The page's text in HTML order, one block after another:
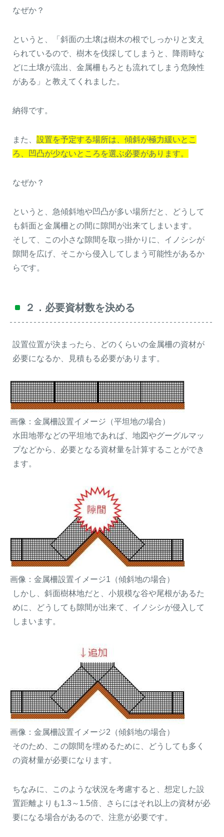
なぜか？
というと、「斜面の土壌は樹木の根でしっかりと支え
られているので、樹木を伐採してしまうと、降雨時な
どに土壌が流出、金属柵もろとも流れてしまう危険性
がある」と教えてくれました。
納得です。
また、 設置を予定する場所は、傾斜が極力緩いとこ
ろ、凹凸が少ないところを選ぶ必要があります。
なぜか？
というと、急傾斜地や凹凸が多い場所だと、どうして
も斜面と金属柵との間に隙間が出来てしまいます。
そして、この小さな隙間を取っ掛かりに、イノシシが
隙間を広げ、そこから侵入してしまう可能性があるか
らです。
２．必要資材数を決める
設置位置が決まったら、どのくらいの金属柵の資材が
必要になるか、見積もる必要があります。
画像：金属柵設置イメージ（平坦地の場合）
水田地帯などの平坦地であれば、地図やグーグルマッ
プなどから、必要となる資材量を計算することができ
ます。
画像：金属柵設置イメージ1（傾斜地の場合）
しかし、斜面樹林地だと、小規模な谷や尾根があるた
めに、どうしても隙間が出来て、イノシシが侵入して
しまいます。
画像：金属柵設置イメージ2（傾斜地の場合）
そのため、この隙間を埋めるために、どうしても多く
の資材量が必要になります。
ちなみに、このような状況を考慮すると、想定した設
置距離よりも1.3～1.5倍、さらにはそれ以上の資材が必
要になる場合があるので、注意が必要です。